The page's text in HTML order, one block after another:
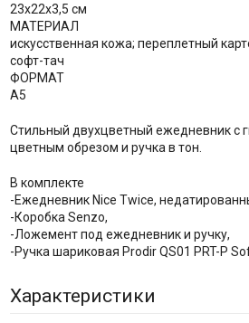
23х22х3,5 см
МАТЕРИАЛ
искусственная кожа; переплетный
софт-тач
ФОРМАТ
А5
Стильный двухцветный ежедневник с
цветным обрезом и ручка в тон.
В комплекте
-Ежедневник Nice Twice,
-Коробка Senzo,
-Ложемент под ежедневник и ручку,
-Ручка шариковая Prodir QS01 PRT-P
Характеристики